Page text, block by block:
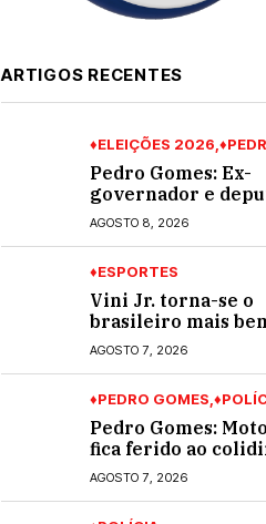
ARTIGOS RECENTES
♦ELEIÇÕES 2026
Pedro Gomes: Ex-
governador e
Zeca do PT visita
do partido na
AGOSTO 8, 2026
♦ESPORTES
Vini Jr. torna-se o
brasileiro mais
veja o top 10
AGOSTO 7, 2026
♦PEDRO GOMES
Pedro Gomes:
fica ferido ao
automóvel na Av.
Araújo; ele não
AGOSTO 7, 2026